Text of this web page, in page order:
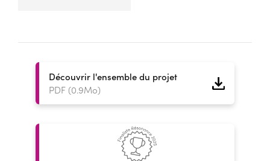
Découvrir l'ensemble du projet
PDF (0.9Mo)